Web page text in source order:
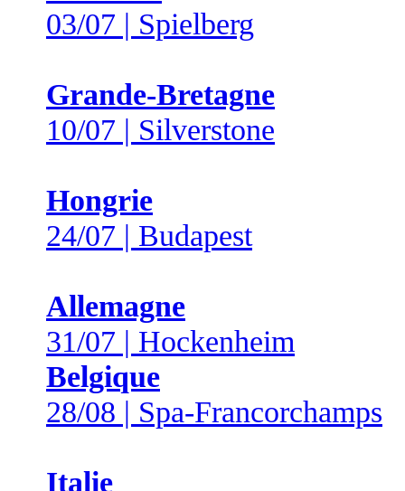
03/07 | Spielberg
Grande-Bretagne
10/07 | Silverstone
Hongrie
24/07 | Budapest
Allemagne
31/07 | Hockenheim
Belgique
28/08 | Spa-Francorchamps
Italie